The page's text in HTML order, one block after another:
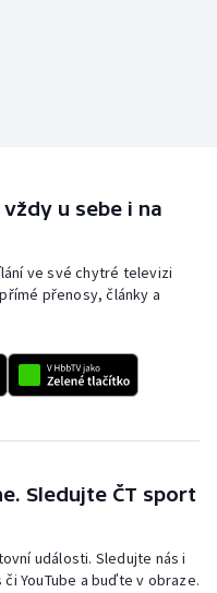
u sebe i na
ve své chytré televizi
přenosy, články a
Sledujte ČT sport
události. Sledujte nás i
YouTube a buďte v obraze.